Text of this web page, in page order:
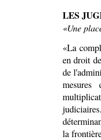
LES
«Une
«La
en droit
de
la